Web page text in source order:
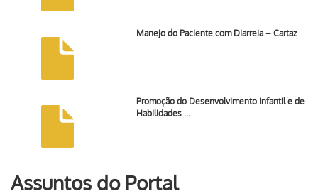
Manejo do Paciente com Diarreia – Cartaz
Promoção do Desenvolvimento Infantil e de
Habilidades …
Assuntos do Portal